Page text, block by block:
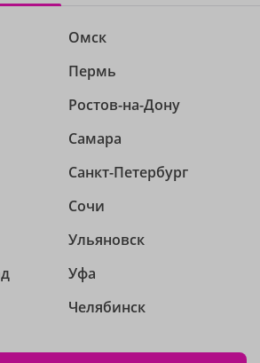
Омск
Пермь
Ростов-на-Дону
Самара
Санкт-Петербург
Сочи
Ульяновск
Уфа
Челябинск